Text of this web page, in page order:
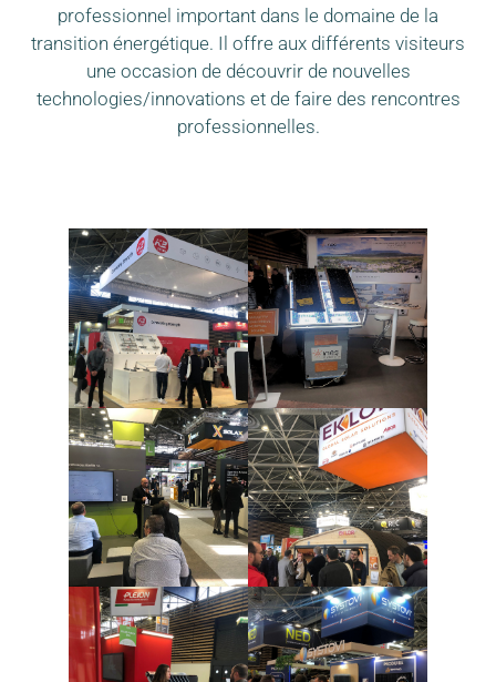
professionnel important dans le domaine de la
transition énergétique. Il offre aux différents visiteurs
une occasion de découvrir de nouvelles
technologies/innovations et de faire des rencontres
professionnelles.